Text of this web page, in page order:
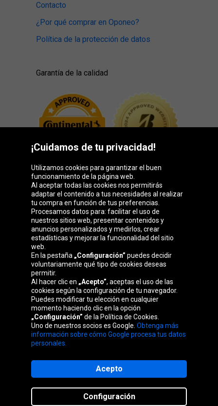
Contacto
¿Por qué comprar en Oponeo?
Política de la protección de datos
Garantía de la calidad
Grupo Oponeo
Belgique
republika
France Italia Magyarország Nederland
Österreich Polska
Slovenská
republika
United
Kingdom
Mapa del sitio web
¡Cuidamos de tu privacidad!
Utilizamos cookies para garantizar el buen
funcionamiento de la página web.
Al aceptar todas las cookies nos permitirás
adaptar el contenido a tus necesidades al realizar
tu compra en función de tus preferencias.
Procesamos datos para: facilitar el uso de
nuestros sitios web, presentar contenidos y
anuncios personalizados y medirlos, crear
estadísticas y mejorar la funcionalidad del sitio
web.
En la pestaña „Configuración” puedes decidir
voluntariamente qué tipo de cookies deseas
permitir.
Al hacer clic en „Acepto”, aceptas el uso de las
cookies según la configuración de tu navegador.
Puedes modificar tu elección en cualquier
momento haciendo clic en la opción
„Configuración” de la Política de Cookies.
Uno de nuestros socios es Google. Obtenga más
información sobre cómo Google procesa tus datos
personales.
Configuración
Acepto